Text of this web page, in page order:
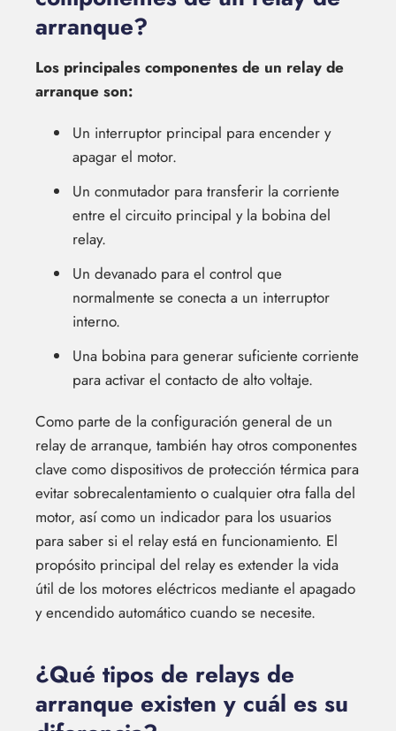
arranque?
Los principales componentes de un relay de
arranque son:
Un interruptor principal para encender y
apagar el motor.
Un conmutador para transferir la corriente
entre el circuito principal y la bobina del
relay.
Un devanado para el control que
normalmente se conecta a un interruptor
interno.
Una bobina para generar suficiente corriente
para activar el contacto de alto voltaje.
Como parte de la configuración general de un
relay de arranque, también hay otros componentes
clave como dispositivos de protección térmica para
evitar sobrecalentamiento o cualquier otra falla del
motor, así como un indicador para los usuarios
para saber si el relay está en funcionamiento. El
propósito principal del relay es extender la vida
útil de los motores eléctricos mediante el apagado
y encendido automático cuando se necesite.
¿Qué tipos de relays de
arranque existen y cuál es su